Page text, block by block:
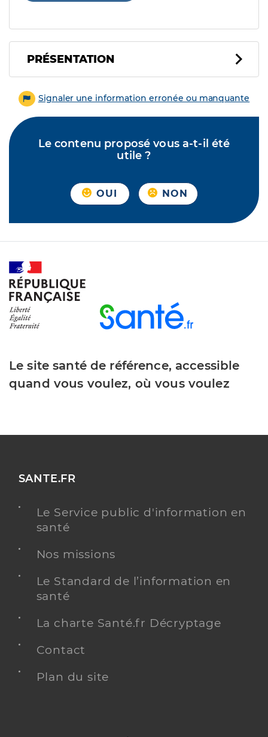
PRÉSENTATION
Signaler une information erronée ou manquante
Le contenu proposé vous a-t-il été
utile ?
OUI NON
Le site santé de référence, accessible
quand vous voulez, où vous voulez
SANTE.FR
Le Service public d'information en
santé
Nos missions
Le Standard de l’information en
santé
La charte Santé.fr Décryptage
Contact
Plan du site